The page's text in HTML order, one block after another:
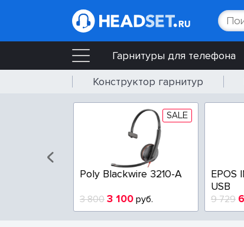
Гарнитуры для телефона
Конструктор гарнитур
SALE
Poly Blackwire 3210-A
3 800 3 100руб.
EPOS
USB
9 729